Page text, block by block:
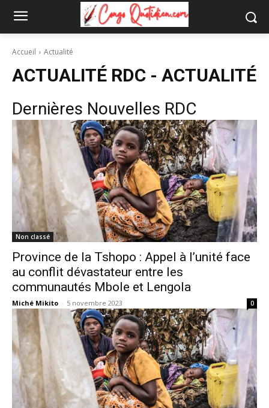
Accueil Actualité
ACTUALITÉ RDC - ACTUALITÉ
Dernières Nouvelles RDC
Non classé
Province de la Tshopo : Appel à l’unité face
au conflit dévastateur entre les
communautés Mbole et Lengola
Miché Mikito - 5 novembre 2023 0